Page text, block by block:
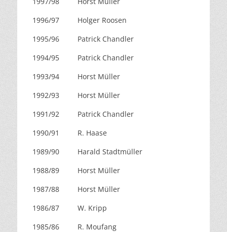
1996/97
Holger Roosen
1995/96
Patrick Chandler
1994/95
Patrick Chandler
1993/94
Horst Müller
1992/93
Horst Müller
1991/92
Patrick Chandler
1990/91
R. Haase
1989/90
Harald Stadtmüller
1988/89
Horst Müller
1987/88
Horst Müller
1986/87
W. Kripp
1985/86
R. Moufang